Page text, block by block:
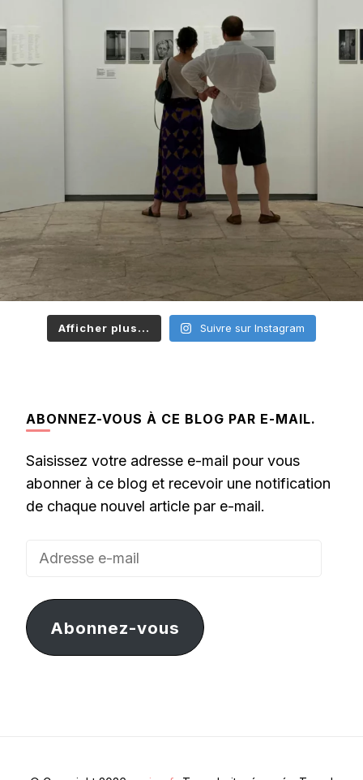
Afficher plus... Suivre sur Instagram
ABONNEZ-VOUS À CE BLOG PAR E-MAIL.
Saisissez votre adresse e-mail pour vous
abonner à ce blog et recevoir une notification
de chaque nouvel article par e-mail.
Adresse
mail
Abonnez-vous